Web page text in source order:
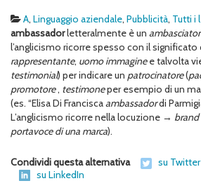
A, Linguaggio aziendale, Pubblicità, Tutti i
ambassadorletteralmente è un
l’anglicismo ricorre spesso con il significato
rappresentante, uomo immaginee talvolta
testimonial) per indicare un patrocinatore(
promotore, testimoneper esempio di un
(es. “Elisa Di Franciscaambassadordi
L’anglicismo ricorre nella locuzione →
portavoce di una marca).
Condividi questa alternativa su Twitter
su LinkedIn